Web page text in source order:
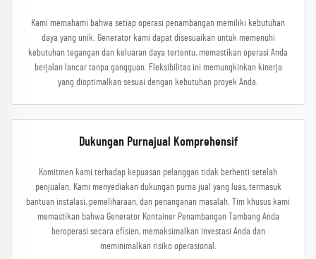
Kami memahami bahwa setiap operasi penambangan memiliki kebutuhan
daya yang unik. Generator kami dapat disesuaikan untuk memenuhi
kebutuhan tegangan dan keluaran daya tertentu, memastikan operasi Anda
berjalan lancar tanpa gangguan. Fleksibilitas ini memungkinkan kinerja
yang dioptimalkan sesuai dengan kebutuhan proyek Anda.
Dukungan Purnajual Komprehensif
Komitmen kami terhadap kepuasan pelanggan tidak berhenti setelah
penjualan. Kami menyediakan dukungan purna jual yang luas, termasuk
bantuan instalasi, pemeliharaan, dan penanganan masalah. Tim khusus kami
memastikan bahwa Generator Kontainer Penambangan Tambang Anda
beroperasi secara efisien, memaksimalkan investasi Anda dan
meminimalkan risiko operasional.